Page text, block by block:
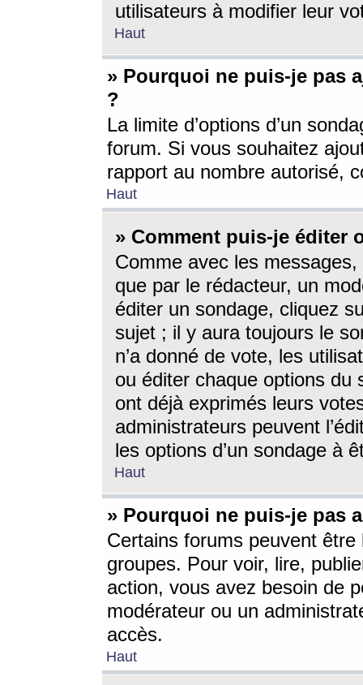
utilisateurs à modifier leur
Haut
» Pourquoi ne puis-je pas
?
La limite d’options d’un
forum. Si vous souhaitez
rapport au nombre autorisé,
Haut
» Comment puis-je éditer
Comme avec les
que par le rédacteur, un
éditer un sondage, cliquez
sujet ; il y aura toujours le
n’a donné de vote, les
ou éditer chaque options du
ont déjà exprimés leurs
administrateurs peuvent
les options d’un sondage à
Haut
» Pourquoi ne puis-je pas
Certains forums peuvent être
groupes. Pour voir, lire,
action, vous avez besoin de
modérateur ou un
accès.
Haut